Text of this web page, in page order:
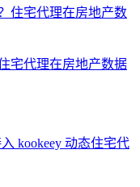
宅代理在房地产数据